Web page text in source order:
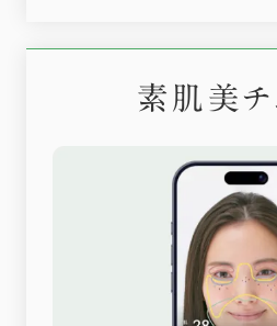
素肌美チ